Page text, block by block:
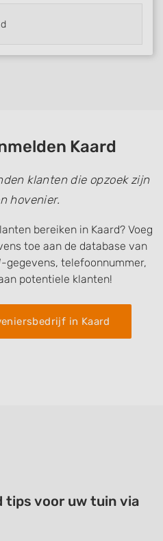
Kaard
klanten die opzoek zijn
hovenier.
bereiken in Kaard? Voeg
toe aan de database van
gegevens, telefoonnummer,
potentiele klanten!
in Kaard
tips voor uw tuin via